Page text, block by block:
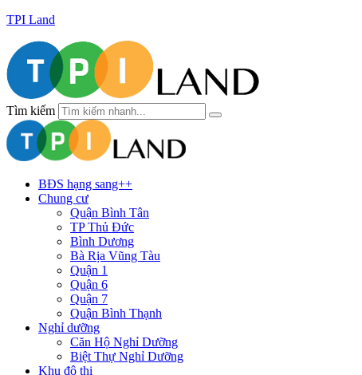
TPI Land
Tìm kiếm
BĐS hạng sang++
Chung cư
Quận Bình Tân
TP Thủ Đức
Bình Dương
Bà Rịa Vũng Tàu
Quận 1
Quận 6
Quận 7
Quận Bình Thạnh
Nghỉ dưỡng
Căn Hộ Nghỉ Dưỡng
Biệt Thự Nghỉ Dưỡng
Khu đô thị